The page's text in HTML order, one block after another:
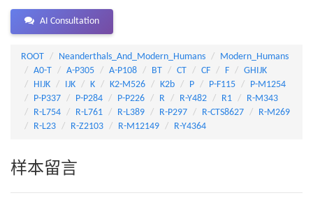
AI Consultation
ROOT Neanderthals_And_Modern_Humans
Modern_Humans
A0-T
A-P305 A-P108 BT CT CF F
GHIJK
HIJK
IJK K K2-M526 K2b P P-F115
P-M1254
P-P337
P-P284 P-P226 R R-Y482 R1
R-M343
R-L754
R-L761 R-L389 R-P297 R-CTS8627
R-M269
R-L23
R-Z2103 R-M12149 R-Y4364
样本留言